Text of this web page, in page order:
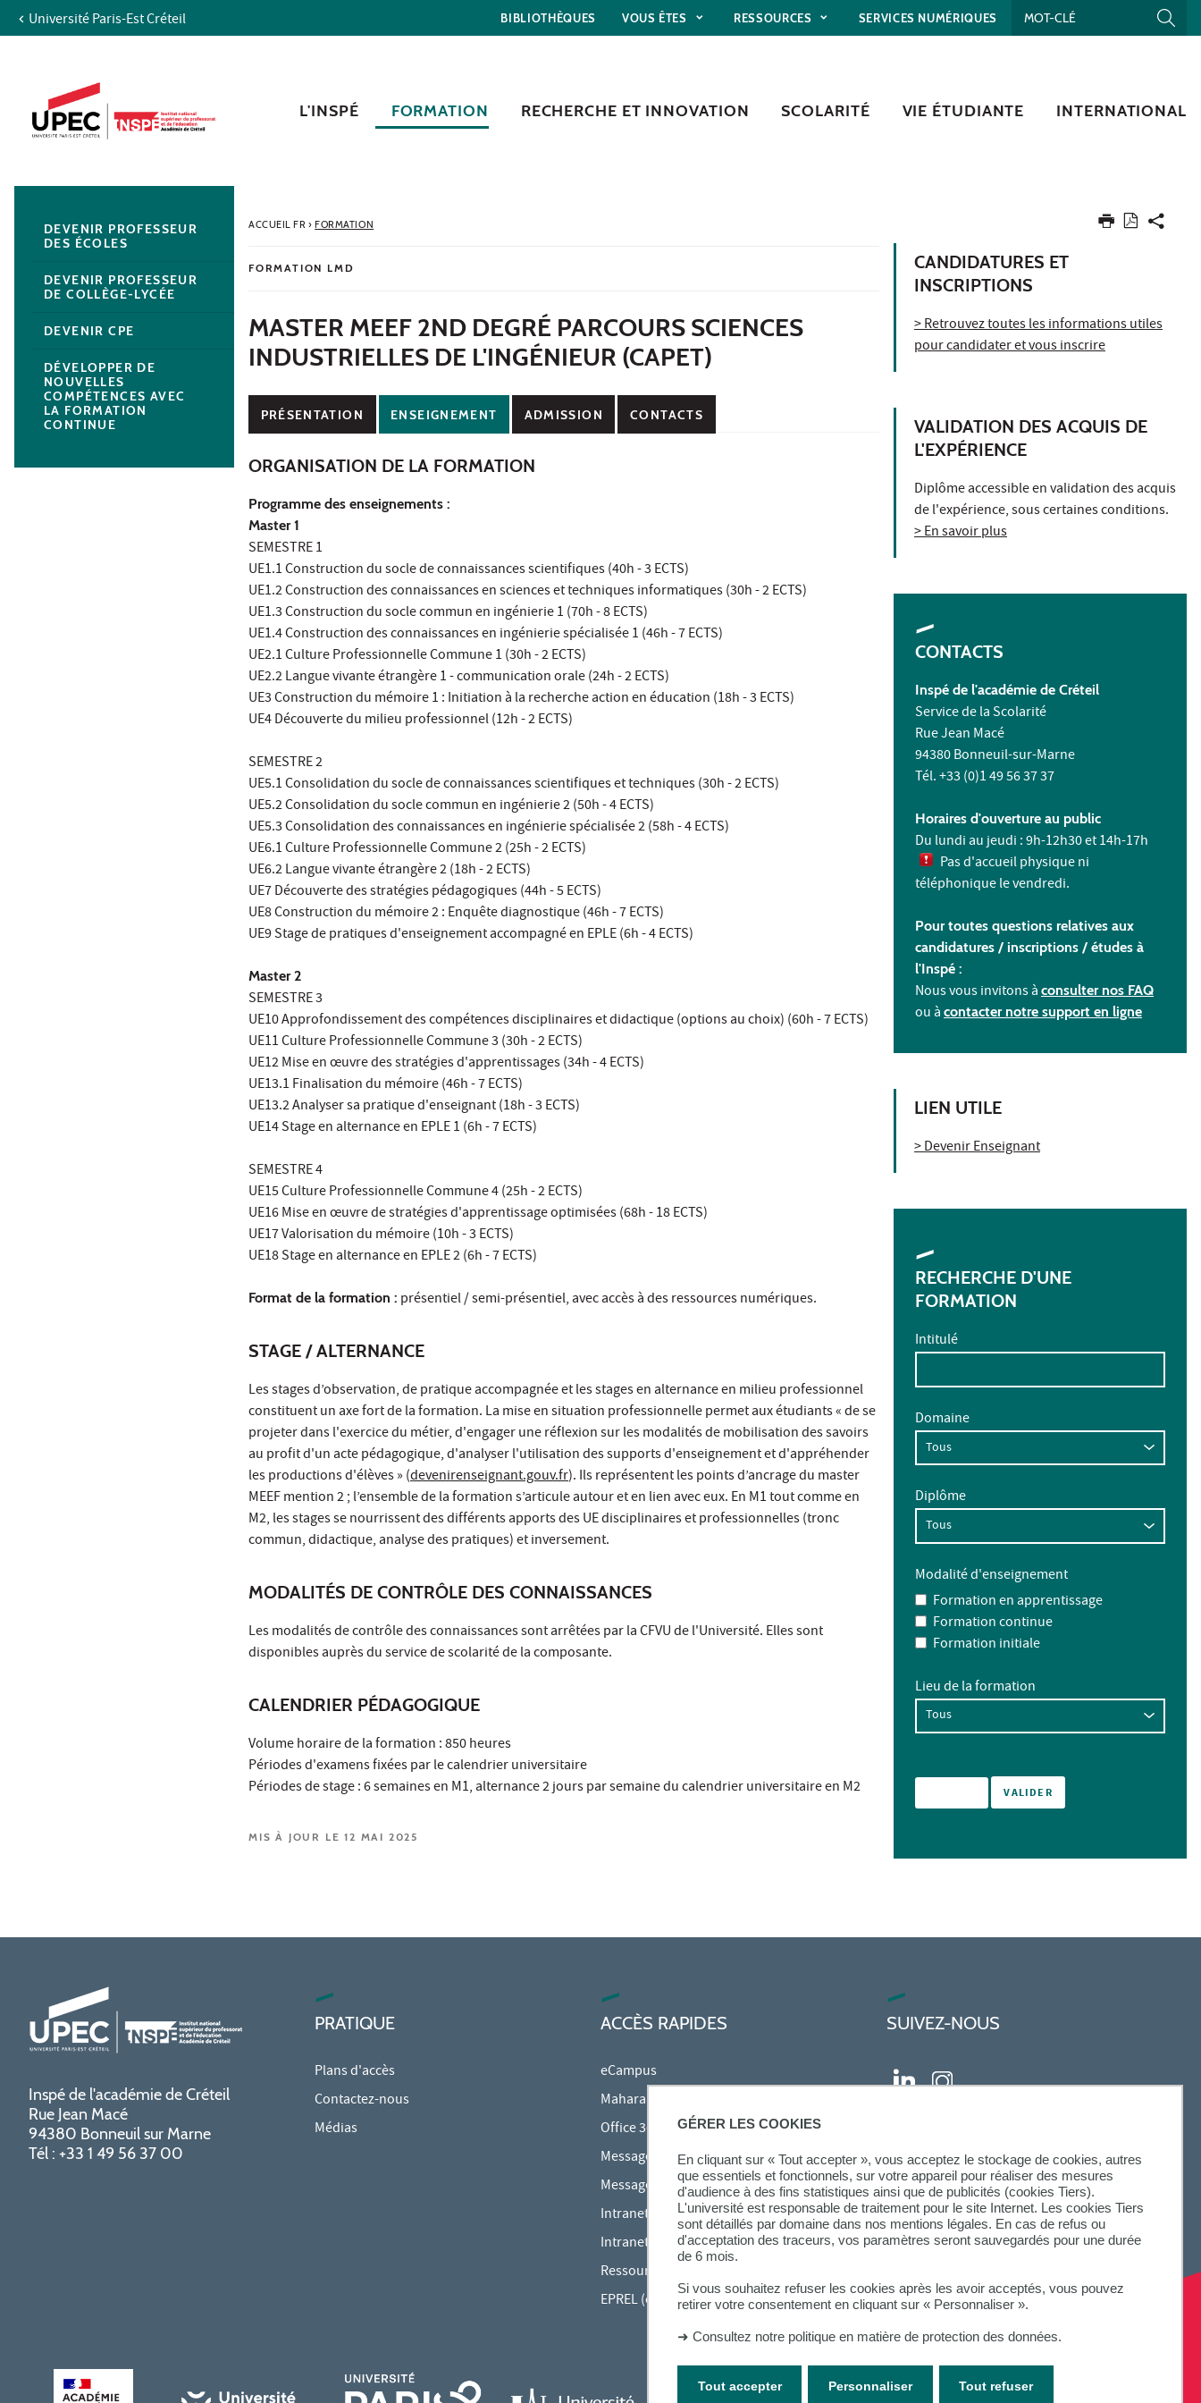
GÉRER LES COOKIES
En cliquant sur « Tout accepter », vous acceptez le stockage de cookies, autres
que essentiels et fonctionnels, sur votre appareil pour réaliser des mesures
d'audience à des fins statistiques ainsi que de publicités (cookies Tiers).
L'université est responsable de traitement pour le site Internet. Les cookies Tiers
sont détaillés par domaine dans nos mentions légales. En cas de refus ou
d'acceptation des traceurs, vos paramètres seront sauvegardés pour une durée
de 6 mois.
Si vous souhaitez refuser les cookies après les avoir acceptés, vous pouvez
retirer votre consentement en cliquant sur « Personnaliser ».
➜ Consultez notre politique en matière de protection des données.
Tout accepter Tout refuser
Personnaliser
Aller au contenu
Recherche
Navigation secondaire
Université Paris-Est Créteil BIBLIOTHÈQUES VOUS ÊTES RESSOURCES SERVICES NUMÉRIQUES
L'INSPÉ FORMATION RECHERCHE ET INNOVATION SCOLARITÉ VIE ÉTUDIANTE INTERNATIONAL
ACCUEIL FR› FORMATION
FORMATION LMD
MASTER MEEF 2ND DEGRÉ PARCOURS SCIENCES
INDUSTRIELLES DE L'INGÉNIEUR (CAPET)
PRÉSENTATION ENSEIGNEMENT ADMISSION CONTACTS
ORGANISATION DE LA FORMATION
Programme des enseignements :
Master 1
SEMESTRE 1
UE1.1 Construction du socle de connaissances scientifiques (40h - 3 ECTS)
UE1.2 Construction des connaissances en sciences et techniques informatiques (30h - 2 ECTS)
UE1.3 Construction du socle commun en ingénierie 1 (70h - 8 ECTS)
UE1.4 Construction des connaissances en ingénierie spécialisée 1 (46h - 7 ECTS)
UE2.1 Culture Professionnelle Commune 1 (30h - 2 ECTS)
UE2.2 Langue vivante étrangère 1 - communication orale (24h - 2 ECTS)
UE3 Construction du mémoire 1 : Initiation à la recherche action en éducation (18h - 3 ECTS)
UE4 Découverte du milieu professionnel (12h - 2 ECTS)
SEMESTRE 2
UE5.1 Consolidation du socle de connaissances scientifiques et techniques (30h - 2 ECTS)
UE5.2 Consolidation du socle commun en ingénierie 2 (50h - 4 ECTS)
UE5.3 Consolidation des connaissances en ingénierie spécialisée 2 (58h - 4 ECTS)
UE6.1 Culture Professionnelle Commune 2 (25h - 2 ECTS)
UE6.2 Langue vivante étrangère 2 (18h - 2 ECTS)
UE7 Découverte des stratégies pédagogiques (44h - 5 ECTS)
UE8 Construction du mémoire 2 : Enquête diagnostique (46h - 7 ECTS)
UE9 Stage de pratiques d'enseignement accompagné en EPLE (6h - 4 ECTS)
Master 2
SEMESTRE 3
UE10 Approfondissement des compétences disciplinaires et didactique (options au choix) (60h - 7 ECTS)
UE11 Culture Professionnelle Commune 3 (30h - 2 ECTS)
UE12 Mise en œuvre des stratégies d'apprentissages (34h - 4 ECTS)
UE13.1 Finalisation du mémoire (46h - 7 ECTS)
UE13.2 Analyser sa pratique d'enseignant (18h - 3 ECTS)
UE14 Stage en alternance en EPLE 1 (6h - 7 ECTS)
SEMESTRE 4
UE15 Culture Professionnelle Commune 4 (25h - 2 ECTS)
UE16 Mise en œuvre de stratégies d'apprentissage optimisées (68h - 18 ECTS)
UE17 Valorisation du mémoire (10h - 3 ECTS)
UE18 Stage en alternance en EPLE 2 (6h - 7 ECTS)
Format de la formation : présentiel / semi-présentiel, avec accès à des ressources numériques.
STAGE / ALTERNANCE
Les stages d’observation, de pratique accompagnée et les stages en alternance en milieu professionnel
constituent un axe fort de la formation. La mise en situation professionnelle permet aux étudiants « de se
projeter dans l'exercice du métier, d'engager une réflexion sur les modalités de mobilisation des savoirs
au profit d'un acte pédagogique, d'analyser l'utilisation des supports d'enseignement et d'appréhender
les productions d'élèves » (devenirenseignant.gouv.fr). Ils représentent les points d’ancrage du master
MEEF mention 2 ; l’ensemble de la formation s’articule autour et en lien avec eux. En M1 tout comme en
M2, les stages se nourrissent des différents apports des UE disciplinaires et professionnelles (tronc
commun, didactique, analyse des pratiques) et inversement.
MODALITÉS DE CONTRÔLE DES CONNAISSANCES
Les modalités de contrôle des connaissances sont arrêtées par la CFVU de l'Université. Elles sont
disponibles auprès du service de scolarité de la composante.
CALENDRIER PÉDAGOGIQUE
Volume horaire de la formation : 850 heures
Périodes d'examens fixées par le calendrier universitaire
Périodes de stage : 6 semaines en M1, alternance 2 jours par semaine du calendrier universitaire en M2
MIS À JOUR LE 12 MAI 2025
CANDIDATURES ET
INSCRIPTIONS
> Retrouvez toutes les informations utiles
pour candidater et vous inscrire
VALIDATION DES ACQUIS DE
L'EXPÉRIENCE
Diplôme accessible en validation des acquis
de l'expérience, sous certaines conditions.
> En savoir plus
CONTACTS
Inspé de l'académie de Créteil
Service de la Scolarité
Rue Jean Macé
94380 Bonneuil-sur-Marne
Tél. +33 (0)1 49 56 37 37
Horaires d'ouverture au public
Du lundi au jeudi : 9h-12h30 et 14h-17h
Pas d'accueil physique ni
téléphonique le vendredi.
Pour toutes questions relatives aux
candidatures / inscriptions / études à
l'Inspé :
Nous vous invitons à consulter nos FAQ
ou à contacter notre support en ligne
LIEN UTILE
> Devenir Enseignant
RECHERCHE D'UNE
FORMATION
Intitulé
Domaine
Diplôme
Modalité d'enseignement
Formation en apprentissage
Formation continue
Formation initiale
Lieu de la formation
DEVENIR PROFESSEUR
DES ÉCOLES
DEVENIR PROFESSEUR
DE COLLÈGE-LYCÉE
DEVENIR CPE
DÉVELOPPER DE
NOUVELLES
COMPÉTENCES AVEC
LA FORMATION
CONTINUE
Inspé de l'académie de Créteil
Rue Jean Macé
94380 Bonneuil sur Marne
Tél : +33 1 49 56 37 00
PRATIQUE
Plans d'accès
Contactez-nous
Médias
ACCÈS RAPIDES
eCampus
Mahara
Office 365
Messagerie des étudiants
Messagerie des personnels
Intranet Inspé
Intranet UPEC
Ressources audiovisuelles Inspé
EPREL (cours en ligne)
SUIVEZ-NOUS